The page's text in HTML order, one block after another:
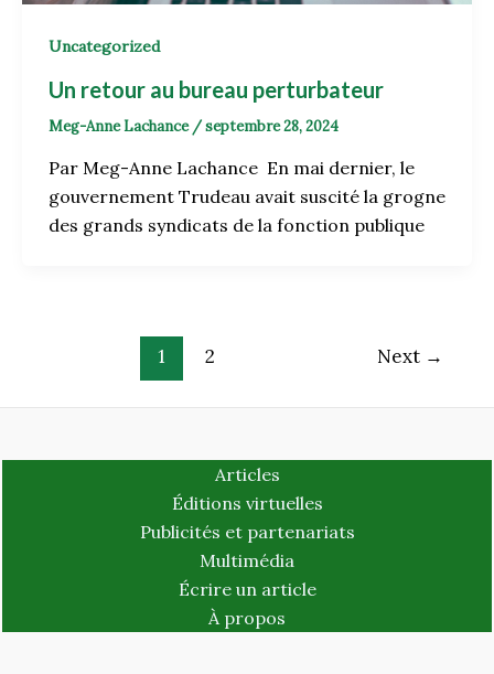
Uncategorized
Un retour au bureau perturbateur
Meg-Anne Lachance /septembre 28, 2024
Par Meg-Anne Lachance En mai dernier, le
gouvernement Trudeau avait suscité la grogne
des grands syndicats de la fonction publique
1 2 Next →
Articles
Éditions virtuelles
Publicités et partenariats
Multimédia
Écrire un article
À propos